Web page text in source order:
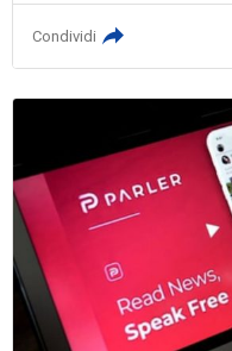
Condividi